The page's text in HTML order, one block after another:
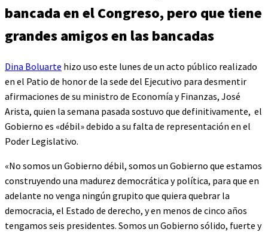
bancada en el Congreso, pero que tiene
grandes amigos en las bancadas
Dina Boluarte hizo uso este lunes de un acto público realizado
en el Patio de honor de la sede del Ejecutivo para desmentir
afirmaciones de su ministro de Economía y Finanzas, José
Arista, quien la semana pasada sostuvo que definitivamente, el
Gobierno es «débil» debido a su falta de representación en el
Poder Legislativo.
«No somos un Gobierno débil, somos un Gobierno que estamos
construyendo una madurez democrática y política, para que en
adelante no venga ningún grupito que quiera quebrar la
democracia, el Estado de derecho, y en menos de cinco años
tengamos seis presidentes. Somos un Gobierno sólido, fuerte y